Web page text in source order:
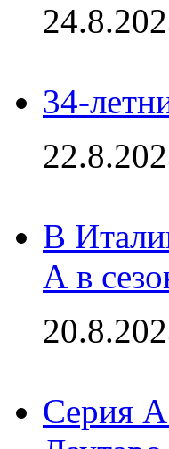
34-
В
А в
Серия